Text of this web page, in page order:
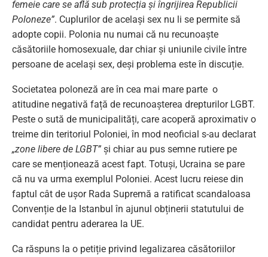
femeie care se află sub protecția și îngrijirea Republicii
Poloneze”. Cuplurilor de același sex nu li se permite să
adopte copii. Polonia nu numai că nu recunoaște
căsătoriile homosexuale, dar chiar și uniunile civile între
persoane de același sex, deși problema este în discuție.
Societatea poloneză are în cea mai mare parte o
atitudine negativă față de recunoașterea drepturilor LGBT.
Peste o sută de municipalități, care acoperă aproximativ o
treime din teritoriul Poloniei, în mod neoficial s-au declarat
„zone libere de LGBT” și chiar au pus semne rutiere pe
care se menționează acest fapt. Totuși, Ucraina se pare
că nu va urma exemplul Poloniei. Acest lucru reiese din
faptul cât de ușor Rada Supremă a ratificat scandaloasa
Convenție de la Istanbul în ajunul obținerii statutului de
candidat pentru aderarea la UE.
Ca răspuns la o petiție privind legalizarea căsătoriilor